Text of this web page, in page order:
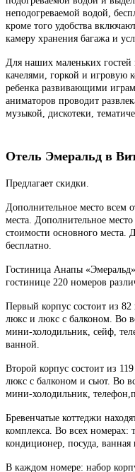
неподогреваемой водой,
кроме того удобства
камеру хранения багажа и
Для наших маленьких
качелями, горкой и игровую
ребенка развивающими
аниматоров проводит
музыкой, дискотеки,
Отель Эмеральд в
Предлагает скидки.
Дополнительное место всем
места. Дополнительное
стоимости основного места.
бесплатно.
Гостиница Анапы
гостинице 220 номеров
Первый корпус состоит из 82
люкс и люкс с балконом. Во
мини-холодильник, сейф,
ванной.
Второй корпус состоит из
люкс с балконом и сьют. Во
мини-холодильник,
Бревенчатые коттеджи
комплекса. Во всех номерах:
кондиционер, посуда,
В каждом номере: набор